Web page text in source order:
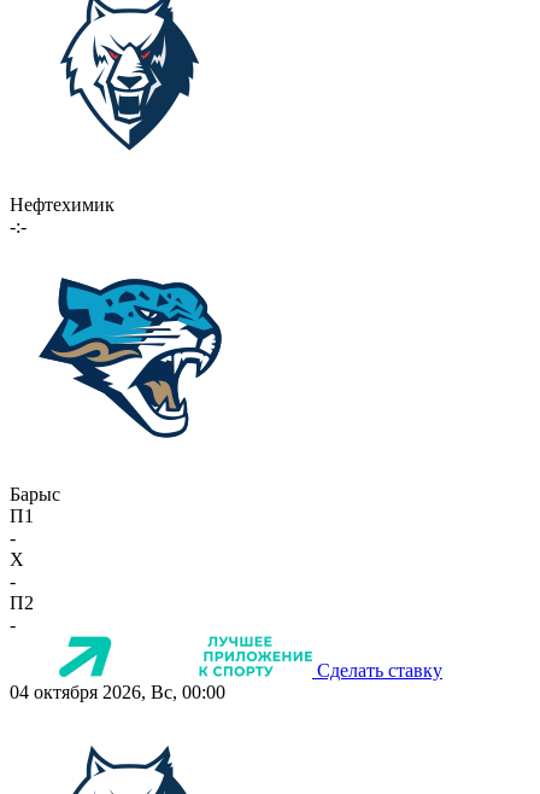
Нефтехимик
-:-
Барыс
П1
-
X
-
П2
-
Сделать ставку
04 октября 2026, Вс, 00:00